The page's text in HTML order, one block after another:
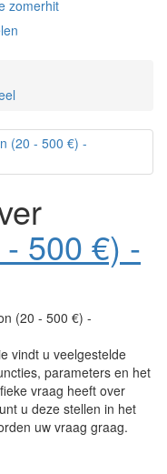
zomerhit
500 €) -
(20 - 500 €) -
vindt u veelgestelde
parameters en het
vraag heeft over
u deze stellen in het
uw vraag graag.